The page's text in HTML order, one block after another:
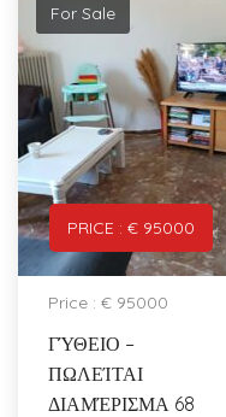
PRICE : € 95000
For Sale
Price : € 95000
ΓΎΘΕΙΟ –
ΠΩΛΕΊΤΑΙ
ΔΙΑΜΈΡΙΣΜΑ 68